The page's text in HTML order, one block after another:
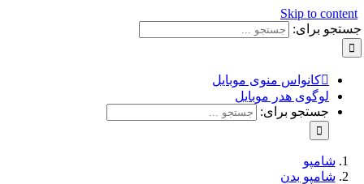
Skip to
برای:
کانواس منوی موبایل
لوگوی هدر موبایل
جستجو برای:
شامپو
شامپو بدن